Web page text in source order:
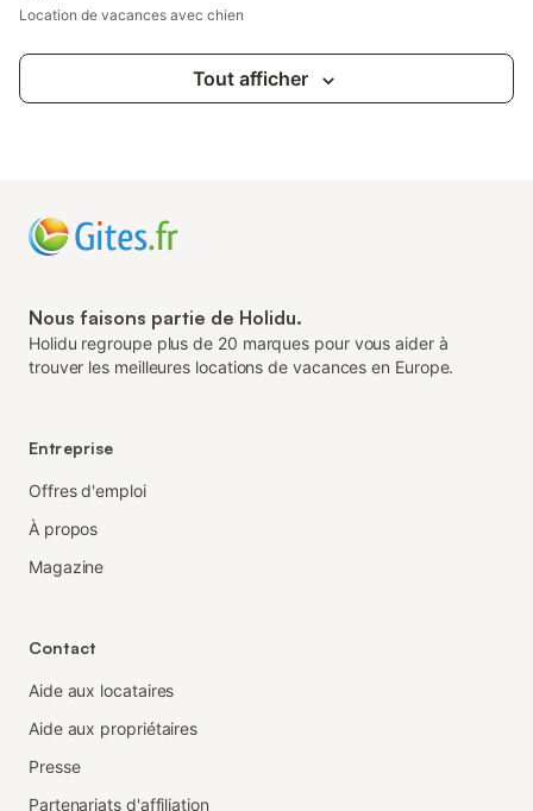
Location de vacances avec chien
Tout afficher
Nous faisons partie de Holidu.
Holidu regroupe plus de 20 marques pour vous aider à
trouver les meilleures locations de vacances en Europe.
Entreprise
Offres d'emploi
À propos
Magazine
Contact
Aide aux locataires
Aide aux propriétaires
Presse
Partenariats d'affiliation